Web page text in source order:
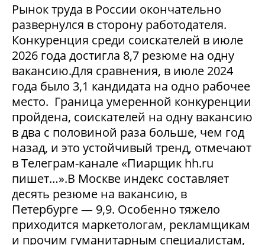
Рынок труда в России окончательно
развернулся в сторону работодателя.
Конкуренция среди соискателей в июле
2026 года достигла 8,7 резюме на одну
вакансию.Для сравнения, в июле 2024
года было 3,1 кандидата на одно рабочее
место. Граница умеренной конкуренции
пройдена, соискателей на одну вакансию
в два с половиной раза больше, чем год
назад, и это устойчивый тренд, отмечают
в Телеграм-канале «Пиарщик hh.ru
пишет…».В Москве индекс составляет
десять резюме на вакансию, в
Петербурге — 9,9. Особенно тяжело
приходится маркетологам, рекламщикам
и прочим гуманитарным специалистам,